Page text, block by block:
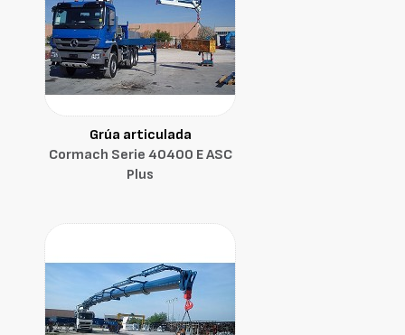
Grúa articulada
Cormach Serie 40400 E ASC
Plus